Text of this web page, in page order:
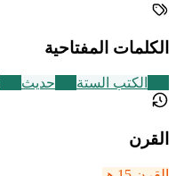
الكلمات المفتاحية
الكتب الستة حديث
القرن